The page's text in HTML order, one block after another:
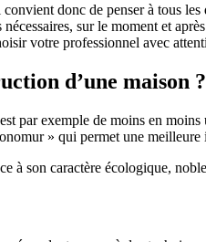
donc de penser à tous
sur le moment et
votre professionnel avec
d’une maison ?
par exemple de moins en
» qui permet une meilleure
à son caractère écologique,